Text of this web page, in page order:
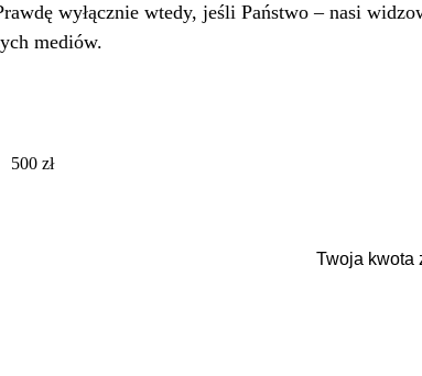
wyłącznie wtedy, jeśli Państwo – nasi
mediów.
500 zł